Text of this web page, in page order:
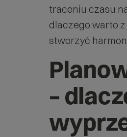
traceniu czasu
dlaczego warto
stworzyć
–